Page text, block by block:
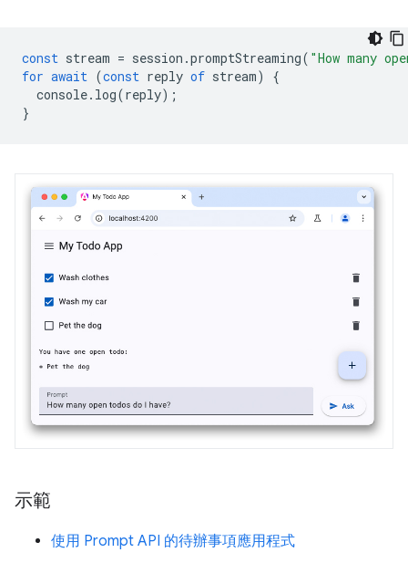
const stream = session .promptStreaming( "How many
for await (const reply of stream)
{
console. log(reply);
}
示範
使用 Prompt API 的待辦事項應用程式